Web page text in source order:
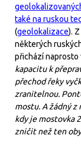
také na ruskou
(geolokalizace).
některých
přichází naprosto
kapacitu k
přechod řeky
zranitelnou.
mostu. A žádný z
kdy je mostovka
zničit než ten